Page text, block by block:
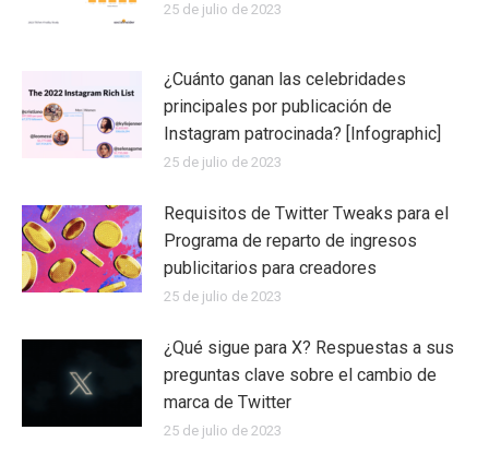
25 de julio de 2023
¿Cuánto ganan las celebridades
principales por publicación de
Instagram patrocinada? [Infographic]
25 de julio de 2023
Requisitos de Twitter Tweaks para el
Programa de reparto de ingresos
publicitarios para creadores
25 de julio de 2023
¿Qué sigue para X? Respuestas a sus
preguntas clave sobre el cambio de
marca de Twitter
25 de julio de 2023